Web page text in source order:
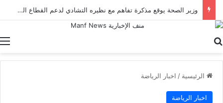
وزير الصحة يوقع مذكرة تفاهم مع نظيره التشادي لدعم القطاع الصحي في إطار أعمال الدورة الرابعة للجنة المصرية التشادية
الرئيسية / اخبار الرياضة
اخبار الرياضة